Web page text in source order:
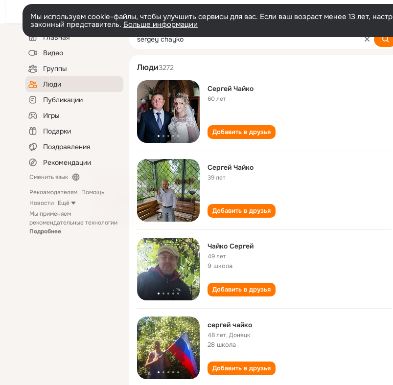
Мы используем cookie-файлы, чтобы улучшить сервисы для вас. Если ваш возраст менее 13 лет,
законный представитель. Больше информации
Левая
колонкаГлавная
Видео
Группы
Люди
Публикации
Игры
Подарки
Поздравления
Рекомендации
Сменить язык
Рекламодателям Помощь
Новости Ещё
Мы применяем
рекомендательные технологии
Подробнее
sergey chayko
Люди3272
Сергей Чайко
60 лет
Добавить в друзья
Сергей Чайко
39 лет
Добавить в друзья
Чайко Сергей
49 лет
9 школа
Добавить в друзья
сергей чайко
48 лет,Донецк
28 школа
Добавить в друзья